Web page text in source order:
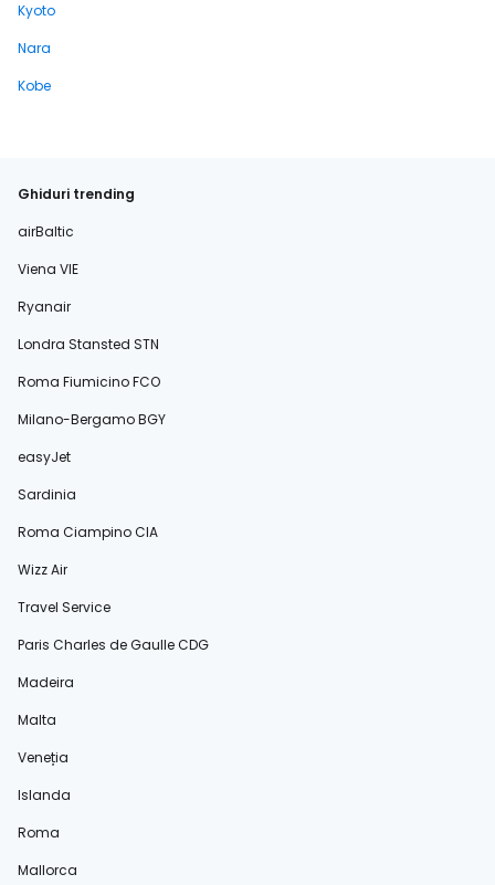
Kyoto
Nara
Kobe
Ghiduri trending
airBaltic
Viena VIE
Ryanair
Londra Stansted STN
Roma Fiumicino FCO
Milano-Bergamo BGY
easyJet
Sardinia
Roma Ciampino CIA
Wizz Air
Travel Service
Paris Charles de Gaulle CDG
Madeira
Malta
Veneția
Islanda
Roma
Mallorca